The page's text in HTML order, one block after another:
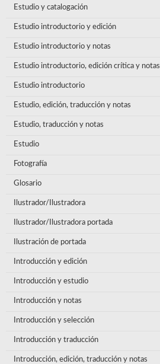
Estudio y catalogación
Estudio introductorio y edición
Estudio introductorio y notas
Estudio introductorio, edición crítica y notas
Estudio introductorio
Estudio, edición, traducción y notas
Estudio, traducción y notas
Estudio
Fotografía
Glosario
Ilustrador/Ilustradora
Ilustrador/Ilustradora portada
Ilustración de portada
Introducción y edición
Introducción y estudio
Introducción y notas
Introducción y selección
Introducción y traducción
Introducción, edición, traducción y notas